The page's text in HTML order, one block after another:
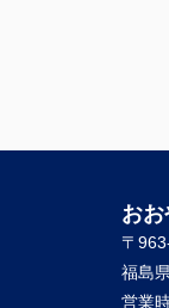
お
〒
福島
営業